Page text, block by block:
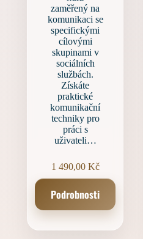
zaměřený na
komunikaci se
specifickými
cílovými
skupinami v
sociálních
službách.
Získáte
praktické
komunikační
techniky pro
práci s
uživateli…
1 490,00 Kč
Podrobnosti